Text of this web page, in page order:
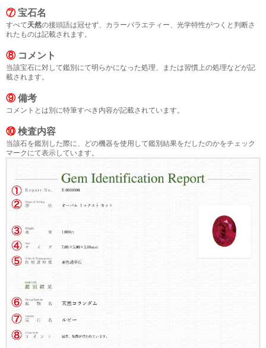
⑦宝石名
すべて天然の接頭語は冠せず、カラーバラエティー、光学特性がつくと判断さ
れたものは記載されます。
⑧コメント
当該宝石に対して鑑別にて明らかになった処理、または習慣上の処理などが記
載されます。
⑨備考
コメントとは別に特筆すべき内容が記載されています。
⑩検査内容
当該石を鑑別した際に、どの機器を使用して鑑別結果をだしたのかをチェック
マークにて表示しています。